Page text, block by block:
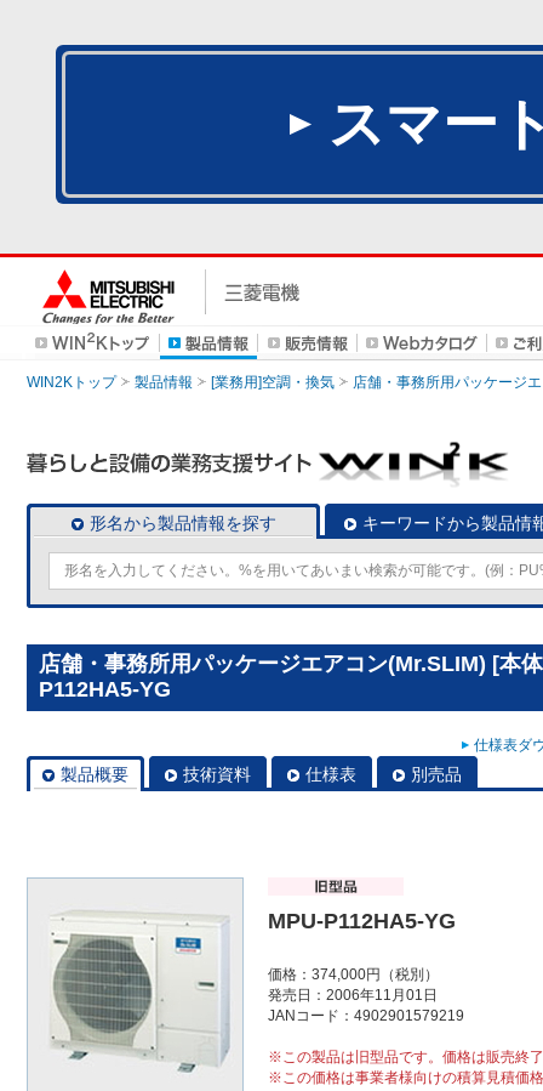
スマー
WIN2Kトップ 製品情報 [業務用]空調・換気 店舗・事務所用パッケージ
形名から製品情報を探す キーワードから製品情
店舗・事務所用パッケージエアコン(Mr.SLIM) [本
P112HA5-YG
仕様表ダ
製品概要 技術資料 仕様表 別売品
MPU-P112HA5-YG
価格：374,000円（税別）
発売日：2006年11月01日
JANコード：4902901579219
※この製品は旧型品です。価格は販売終
※この価格は事業者様向けの積算見積価